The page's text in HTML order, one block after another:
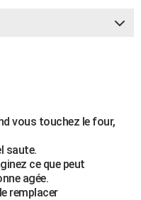
vous touchez le four,
saute.
ce que peut
agée.
remplacer